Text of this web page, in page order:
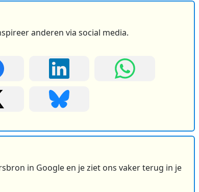
anderen via social media.
in Google en je ziet ons vaker terug in je